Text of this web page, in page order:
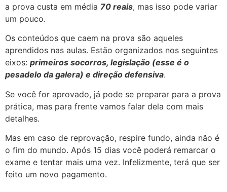
a prova custa em média 70 reais, mas isso pode variar
um pouco.
Os conteúdos que caem na prova são aqueles
aprendidos nas aulas. Estão organizados nos seguintes
eixos: primeiros socorros, legislação (esse é o
pesadelo da galera) e direção defensiva.
Se você for aprovado, já pode se preparar para a prova
prática, mas para frente vamos falar dela com mais
detalhes.
Mas em caso de reprovação, respire fundo, ainda não é
o fim do mundo. Após 15 dias você poderá remarcar o
exame e tentar mais uma vez. Infelizmente, terá que ser
feito um novo pagamento.